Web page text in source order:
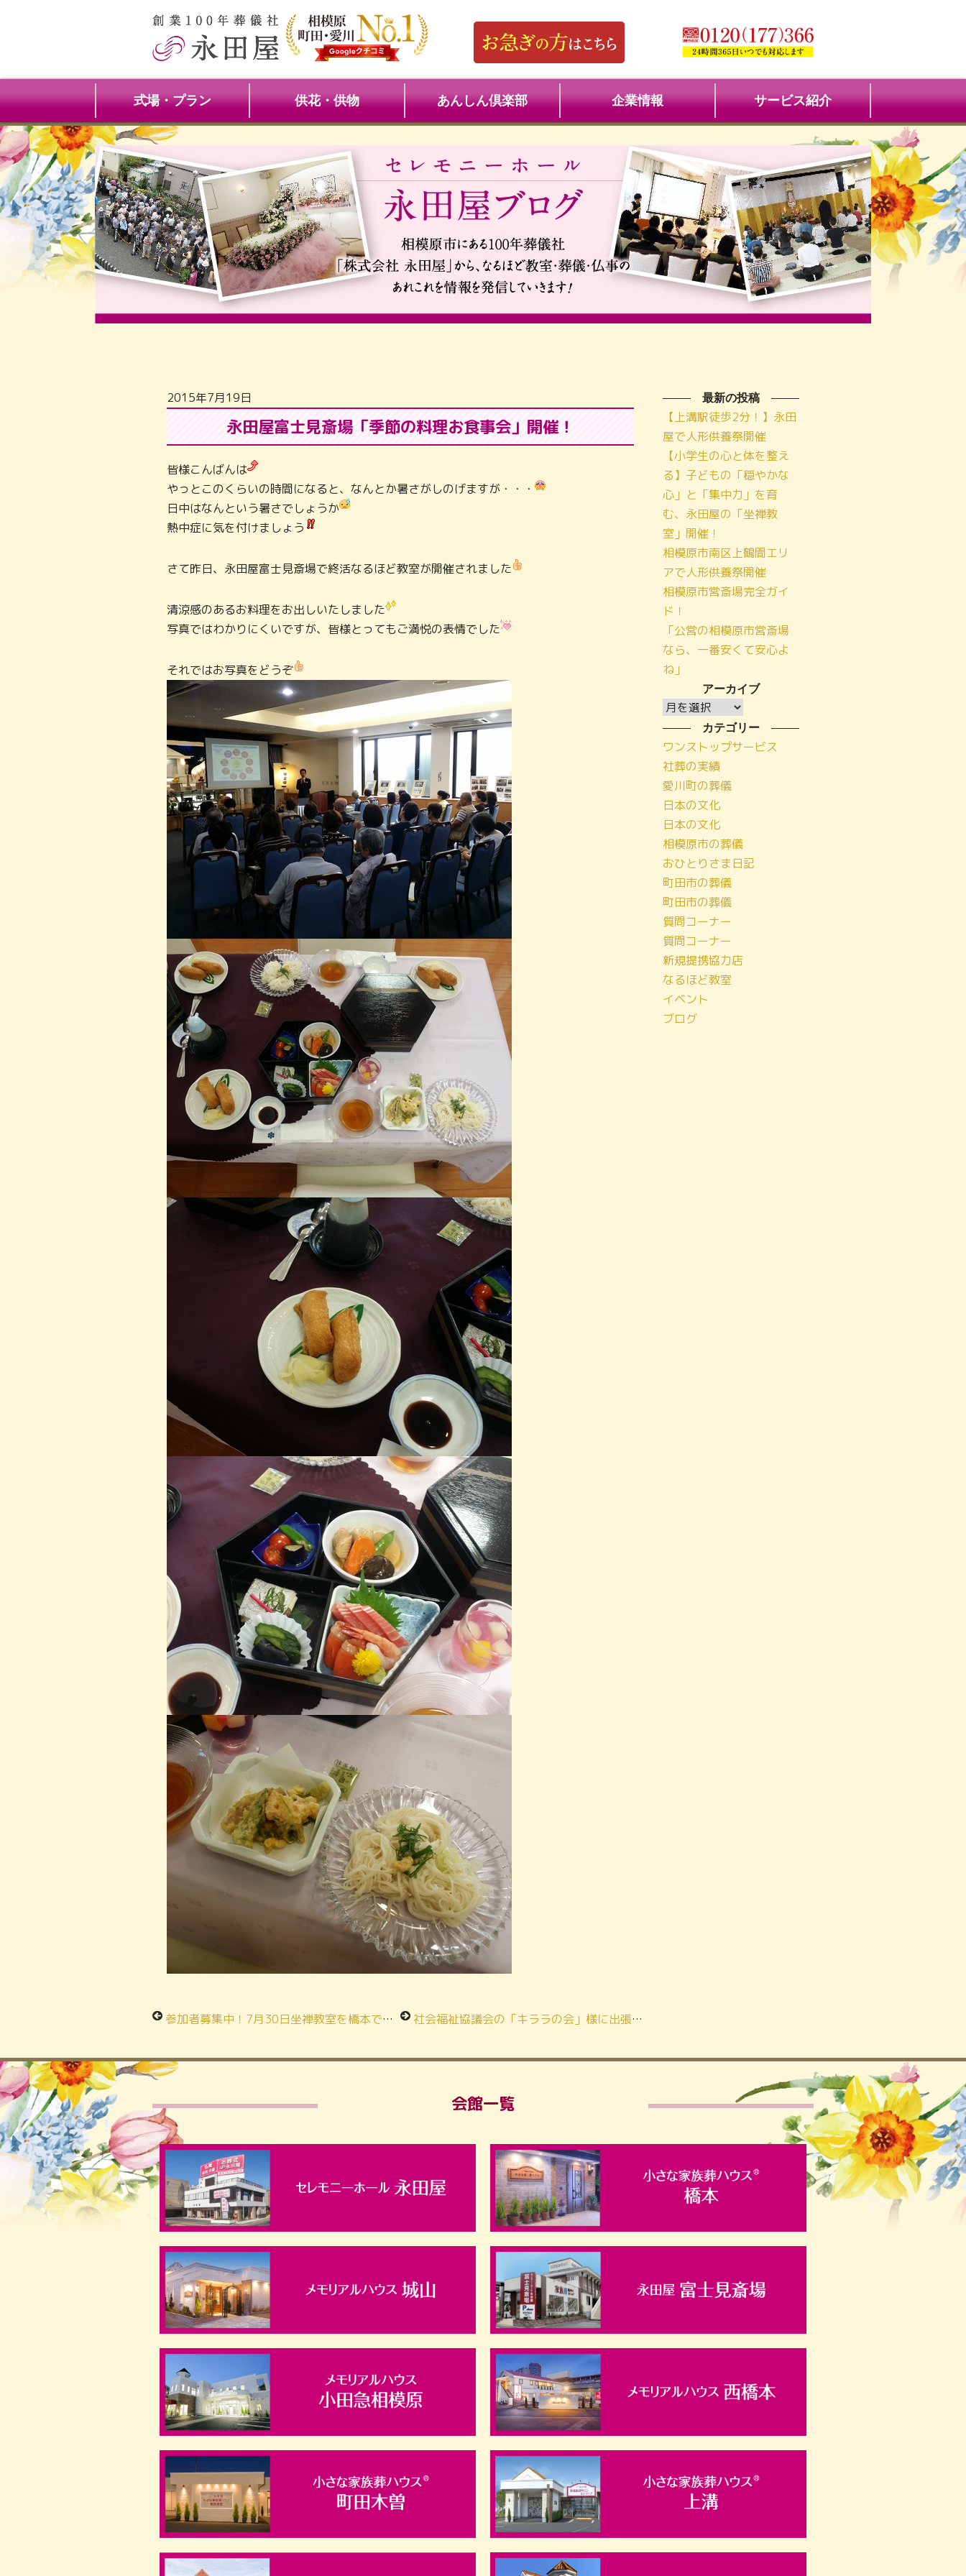
式場・プラン 供花・供物 あんしん倶楽部 企業情報 サービス紹介
2015年7月19日
永田屋富士見斎場「季節の料理お食事会」開催！
皆様こんばんは
やっとこのくらいの時間になると、なんとか暑さがしのげますが・・・
日中はなんという暑さでしょうか
熱中症に気を付けましょう
さて昨日、永田屋富士見斎場で終活なるほど教室が開催されました
清涼感のあるお料理をお出しいたしました
写真ではわかりにくいですが、皆様とってもご満悦の表情でした
それではお写真をどうぞ
参加者募集中！7月30日坐禅教室を橋本で行います！ 社会福祉協議会の「キララの会」様に出張の教室を行ってまいりました！
最新の投稿
【上溝駅徒歩2分！】永田
屋で人形供養祭開催
【小学生の心と体を整え
る】子どもの「穏やかな
心」と「集中力」を育
む、永田屋の「坐禅教
室」開催！
相模原市南区上鶴間エリ
アで人形供養祭開催
相模原市営斎場完全ガイ
ド！
「公営の相模原市営斎場
なら、一番安くて安心よ
ね」
アーカイブ
ア
ー
カ
イ
ブ
カテゴリー
ワンストップサービス
社葬の実績
愛川町の葬儀
日本の文化
日本の文化
相模原市の葬儀
おひとりさま日記
町田市の葬儀
町田市の葬儀
質問コーナー
質問コーナー
新規提携協力店
なるほど教室
イベント
ブログ
会館一覧